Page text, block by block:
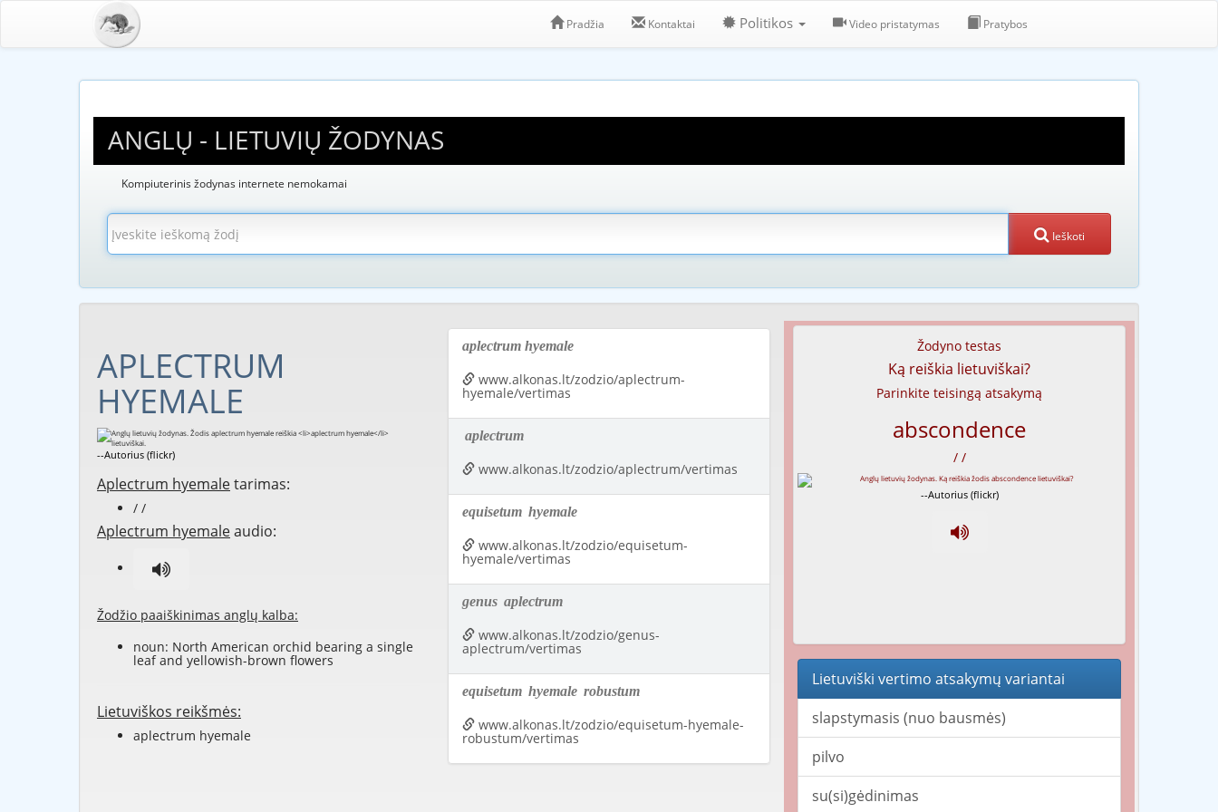
Pradžia Kontaktai Politikos Video pristatymas Pratybos
ANGLŲ - LIETUVIŲ ŽODYNAS
Kompiuterinis žodynas internete nemokamai
Ieškoti
APLECTRUM
HYEMALE
--Autorius (flickr)
Aplectrum hyemaletarimas:
/ /
Aplectrum hyemaleaudio:
Žodžio paaiškinimas anglų kalba:
noun: North American orchid bearing a single
leaf and yellowish-brown flowers
Lietuviškos reikšmės:
aplectrum hyemale
aplectrum hyemale
www.alkonas.lt/zodzio/aplectrum-
hyemale/vertimas
aplectrum
www.alkonas.lt/zodzio/aplectrum/vertimas
equisetum hyemale
www.alkonas.lt/zodzio/equisetum-
hyemale/vertimas
genus aplectrum
www.alkonas.lt/zodzio/genus-
aplectrum/vertimas
equisetum hyemale robustum
www.alkonas.lt/zodzio/equisetum-hyemale-
robustum/vertimas
Žodyno testas
Ką reiškia lietuviškai?
Parinkite teisingą atsakymą
abscondence
/ /
--Autorius (flickr)
Lietuviški vertimo atsakymų variantai
slapstymasis (nuo bausmės)
pilvo
su(si)gėdinimas